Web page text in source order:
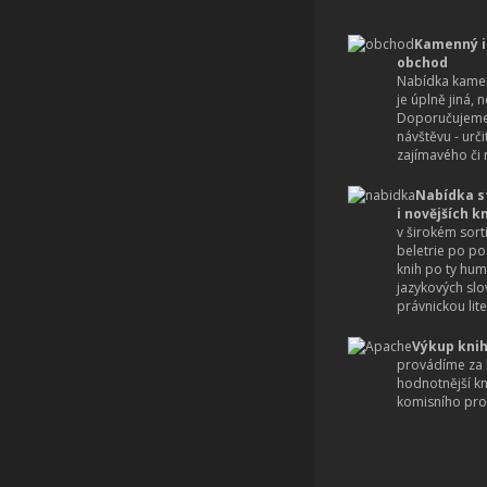
Kamenný
obchod
Nabídka
je úplně jiná,
návštěvu -
zajímavého
Nabídka
i novějších
v širokém
beletrie po
knih po ty
jazykových
právnickou
Výkup
provádíme za
hodnotnější
komisního